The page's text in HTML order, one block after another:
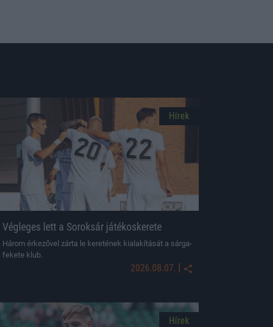
Hírek
Végleges lett a Soroksár játékoskerete
Három érkezővel zárta le keretének kialakítását a sárga-
fekete klub.
2026.08.07. |
Hírek